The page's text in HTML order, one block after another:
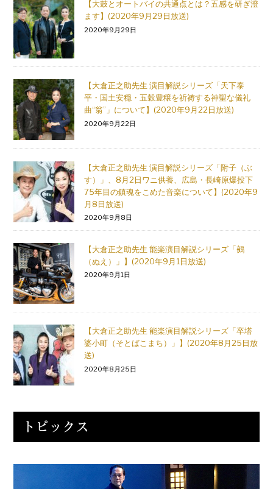
【大鼓とオートバイの共通点とは？五感を研ぎ澄
ます】(2020年9月29日放送)
2020年9月29日
【大倉正之助先生 演目解説シリーズ「天下泰
平・国土安穏・五穀豊穣を祈祷する神聖な儀礼
曲“翁”」について】(2020年9月22日放送)
2020年9月22日
【大倉正之助先生 演目解説シリーズ「附子（ぶ
す）」、8月2日ワニ供養、広島・長崎原爆投下
75年目の鎮魂をこめた音楽について】(2020年9
月8日放送)
2020年9月8日
【大倉正之助先生 能楽演目解説シリーズ「鵺
（ぬえ）」】(2020年9月1日放送)
2020年9月1日
【大倉正之助先生 能楽演目解説シリーズ「卒塔
婆小町（そとばこまち）」】(2020年8月25日放
送)
2020年8月25日